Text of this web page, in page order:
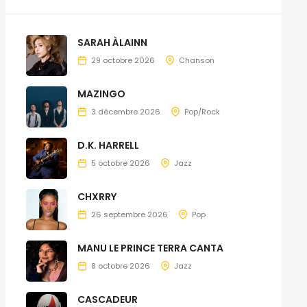
SARAH ÀLAINN
29 octobre 2026 Chanson
MAZINGO
3 décembre 2026 Pop/Rock
D.K. HARRELL
5 octobre 2026 Jazz
CHXRRY
26 septembre 2026 Pop
MANU LE PRINCE TERRA CANTA
8 octobre 2026 Jazz
CASCADEUR